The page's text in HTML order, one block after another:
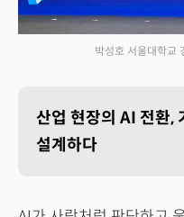
박성호 서울대학교
산업 현장의 AI 전환,
설계하다